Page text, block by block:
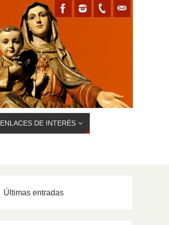
ENLACES DE INTERÉS
Últimas entradas